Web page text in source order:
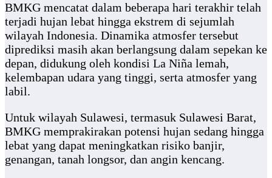
BMKG mencatat dalam beberapa hari terakhir telah
terjadi hujan lebat hingga ekstrem di sejumlah
wilayah Indonesia. Dinamika atmosfer tersebut
diprediksi masih akan berlangsung dalam sepekan ke
depan, didukung oleh kondisi La Niña lemah,
kelembapan udara yang tinggi, serta atmosfer yang
labil.
Untuk wilayah Sulawesi, termasuk Sulawesi Barat,
BMKG memprakirakan potensi hujan sedang hingga
lebat yang dapat meningkatkan risiko banjir,
genangan, tanah longsor, dan angin kencang.